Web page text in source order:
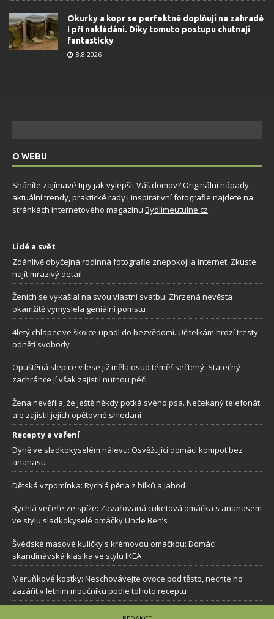
Okurky a kopr se perfektně doplňují na zahradě
i při nakládání. Díky tomuto postupu chutnají
fantasticky
8.8.2026
O WEBU
Sháníte zajímavé tipy jak vylepšit Váš domov? Originální nápady,
aktuální trendy, praktické rady i inspirativní fotografie najdete na
stránkách internetového magazínu Bydlimeutulne.cz.
Lidé a svět
Zdánlivě obyčejná rodinná fotografie znepokojila internet. Zkuste
najít mrazivý detail
Ženich se vykašlal na svou vlastní svatbu. Zhrzená nevěsta
okamžitě vymyslela geniální pomstu
4letý chlapec ve školce upadl do bezvědomí. Učitelkám hrozí tresty
odnětí svobody
Opuštěná slepice v lese již měla osud téměř sečtený. Statečný
zachránce jí však zajistil nutnou péči
Žena nevěřila, že ještě někdy potká svého psa. Nečekaný telefonát
ale zajistil jejich opětovné shledaní
Recepty a vaření
Dýně ve sladkokyselém nálevu: Osvěžující domácí kompot bez
ananasu
Dětská vzpomínka: Rychlá pěna z bílků a jahod
Rychlá večeře ze spíže: Zavařovaná cuketová omáčka s ananasem
ve stylu sladkokyselé omáčky Uncle Ben’s
Švédské masové kuličky s krémovou omáčkou: Domácí
skandinávská klasika ve stylu IKEA
Meruňkové kostky: Neschovávejte ovoce pod těsto, nechte ho
zazářit v letním moučníku podle tohoto receptu